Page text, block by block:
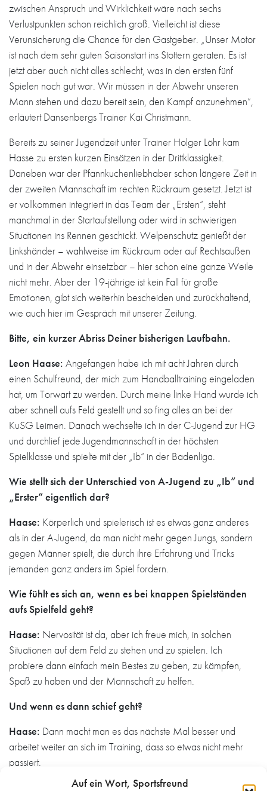
Auf ein Wort, Sportsfreund
zwischen Anspruch und Wirklichkeit wäre nach sechs
Verlustpunkten schon reichlich groß. Vielleicht ist diese
Verunsicherung die Chance für den Gastgeber. „Unser Motor
ist nach dem sehr guten Saisonstart ins Stottern geraten. Es ist
jetzt aber auch nicht alles schlecht, was in den ersten fünf
Spielen noch gut war. Wir müssen in der Abwehr unseren
Mann stehen und dazu bereit sein, den Kampf anzunehmen“,
erläutert Dansenbergs Trainer Kai Christmann.
Bereits zu seiner Jugendzeit unter Trainer Holger Löhr kam
Hasse zu ersten kurzen Einsätzen in der Drittklassigkeit.
Daneben war der Pfannkuchenliebhaber schon längere Zeit in
der zweiten Mannschaft im rechten Rückraum gesetzt. Jetzt ist
er vollkommen integriert in das Team der „Ersten“, steht
manchmal in der Startaufstellung oder wird in schwierigen
Situationen ins Rennen geschickt. Welpenschutz genießt der
Linkshänder – wahlweise im Rückraum oder auf Rechtsaußen
und in der Abwehr einsetzbar – hier schon eine ganze Weile
nicht mehr. Aber der 19-jährige ist kein Fall für große
Emotionen, gibt sich weiterhin bescheiden und zurückhaltend,
wie auch hier im Gespräch mit unserer Zeitung.
Bitte, ein kurzer Abriss Deiner bisherigen Laufbahn.
Leon Haase: Angefangen habe ich mit acht Jahren durch
einen Schulfreund, der mich zum Handballtraining eingeladen
hat, um Torwart zu werden. Durch meine linke Hand wurde ich
aber schnell aufs Feld gestellt und so fing alles an bei der
KuSG Leimen. Danach wechselte ich in der C-Jugend zur HG
und durchlief jede Jugendmannschaft in der höchsten
Spielklasse und spielte mit der „Ib“ in der Badenliga.
Wie stellt sich der Unterschied von A-Jugend zu „Ib“ und
„Erster“ eigentlich dar?
Haase: Körperlich und spielerisch ist es etwas ganz anderes
als in der A-Jugend, da man nicht mehr gegen Jungs, sondern
gegen Männer spielt, die durch ihre Erfahrung und Tricks
jemanden ganz anders im Spiel fordern.
Wie fühlt es sich an, wenn es bei knappen Spielständen
aufs Spielfeld geht?
Haase: Nervosität ist da, aber ich freue mich, in solchen
Situationen auf dem Feld zu stehen und zu spielen. Ich
probiere dann einfach mein Bestes zu geben, zu kämpfen,
Spaß zu haben und der Mannschaft zu helfen.
Und wenn es dann schief geht?
Haase: Dann macht man es das nächste Mal besser und
arbeitet weiter an sich im Training, dass so etwas nicht mehr
passiert.
Wie sind die Erwartungen vor der Partie heute Abend?